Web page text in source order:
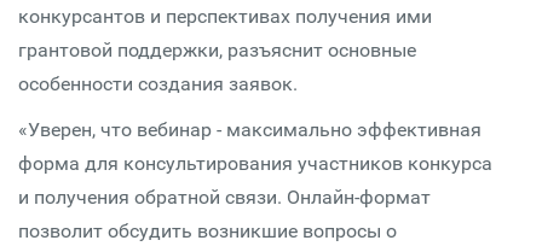
конкурсантов и перспективах получения ими
грантовой поддержки, разъяснит основные
особенности создания заявок.
«Уверен, что вебинар - максимально эффективная
форма для консультирования участников конкурса
и получения обратной связи. Онлайн-формат
позволит обсудить возникшие вопросы о